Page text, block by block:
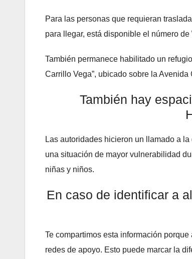
Para las personas que requieran
para llegar, está disponible el número de
También permanece habilitado un
Carrillo Vega”, ubicado sobre la
También hay
Las autoridades hicieron un llamado a
una situación de mayor vulnerabilidad
niñas y niños.
En caso de identificar a
Te compartimos esta información
redes de apoyo. Esto puede marcar la